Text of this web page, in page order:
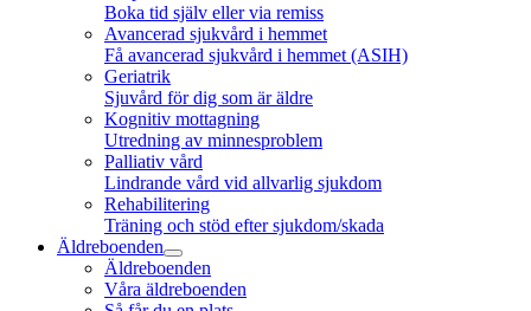
Boka tid själv eller via remiss
Avancerad sjukvård i hemmet
Få avancerad sjukvård i hemmet (ASIH)
Geriatrik
Sjuvård för dig som är äldre
Kognitiv mottagning
Utredning av minnesproblem
Palliativ vård
Lindrande vård vid allvarlig sjukdom
Rehabilitering
Träning och stöd efter sjukdom/skada
Äldreboenden
Äldreboenden
Våra äldreboenden